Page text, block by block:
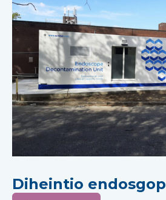
Diheintio endosgop